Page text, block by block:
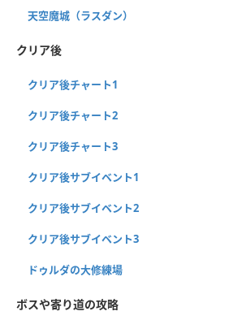
天空魔城（ラスダン）
クリア後
クリア後チャート1
クリア後チャート2
クリア後チャート3
クリア後サブイベント1
クリア後サブイベント2
クリア後サブイベント3
ドゥルダの大修練場
ボスや寄り道の攻略